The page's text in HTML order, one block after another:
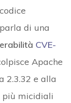
di una
CVE-
Apache
2.3.32 e alla
più micidiali